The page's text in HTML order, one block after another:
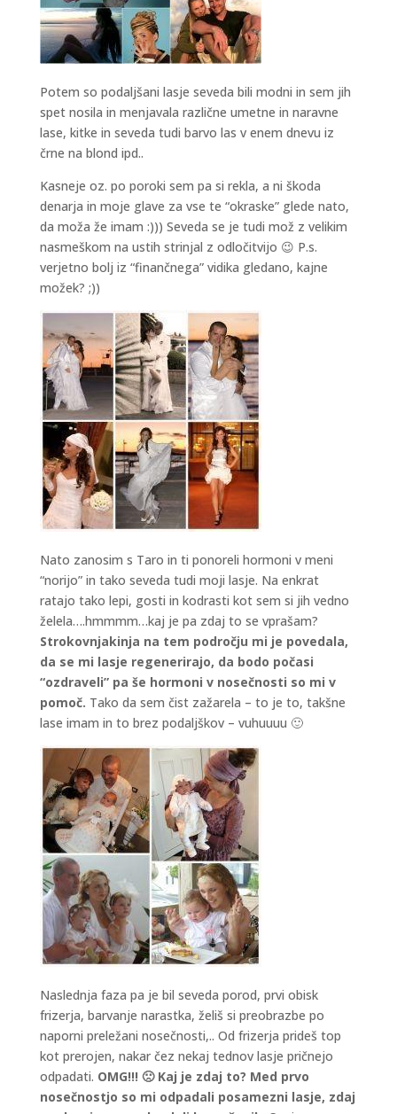
Potem so podaljšani lasje seveda bili modni in sem jih
spet nosila in menjavala različne umetne in naravne
lase, kitke in seveda tudi barvo las v enem dnevu iz
črne na blond ipd..
Kasneje oz. po poroki sem pa si rekla, a ni škoda
denarja in moje glave za vse te “okraske” glede nato,
da moža že imam :))) Seveda se je tudi mož z velikim
nasmeškom na ustih strinjal z odločitvijo 😉 P.s.
verjetno bolj iz “finančnega” vidika gledano, kajne
možek? ;))
Nato zanosim s Taro in ti ponoreli hormoni v meni
“norijo” in tako seveda tudi moji lasje. Na enkrat
ratajo tako lepi, gosti in kodrasti kot sem si jih vedno
želela….hmmmm…kaj je pa zdaj to se vprašam?
Strokovnjakinja na tem področju mi je povedala,
da se mi lasje regenerirajo, da bodo počasi
“ozdraveli” pa še hormoni v nosečnosti so mi v
pomoč. Tako da sem čist zažarela – to je to, takšne
lase imam in to brez podaljškov – vuhuuuu 🙂
Naslednja faza pa je bil seveda porod, prvi obisk
frizerja, barvanje narastka, želiš si preobrazbe po
naporni preležani nosečnosti,.. Od frizerja prideš top
kot prerojen, nakar čez nekaj tednov lasje pričnejo
odpadati. OMG!!! 🙁 Kaj je zdaj to? Med prvo
nosečnostjo so mi odpadali posamezni lasje, zdaj